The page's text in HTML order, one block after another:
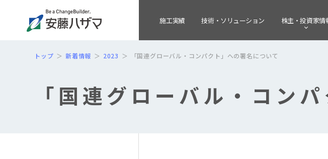
施工実績 技術・ ソリューション 株主・投資家情
トップ 新着情報 2023 「国連グローバル・コンパクト」への署名について
「国連グローバル・コン